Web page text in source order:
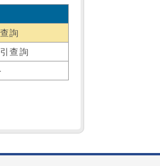
詢
查詢